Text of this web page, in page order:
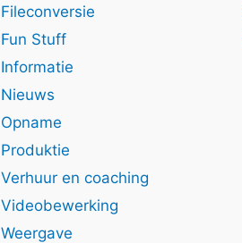
Fileconversie
Fun Stuff
Informatie
Nieuws
Opname
Produktie
Verhuur en coaching
Videobewerking
Weergave